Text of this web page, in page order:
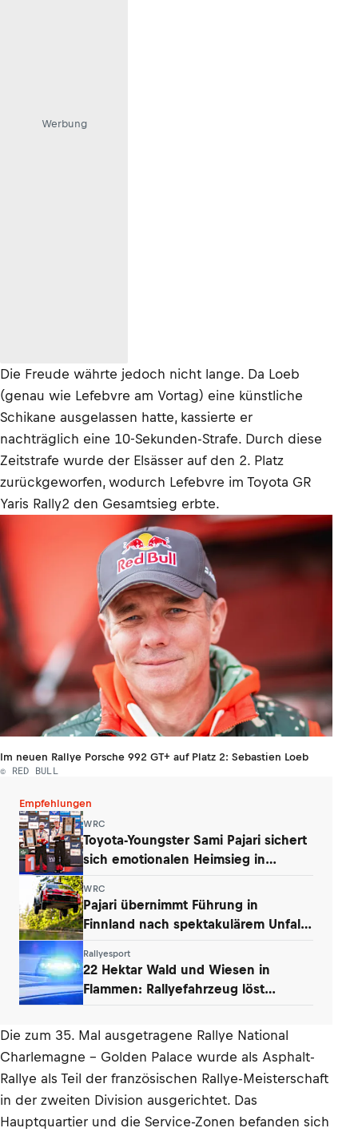
Werbung
Die Freude währte jedoch nicht lange. Da Loeb
(genau wie Lefebvre am Vortag) eine künstliche
Schikane ausgelassen hatte, kassierte er
nachträglich eine 10-Sekunden-Strafe. Durch diese
Zeitstrafe wurde der Elsässer auf den 2. Platz
zurückgeworfen, wodurch Lefebvre im Toyota GR
Yaris Rally2 den Gesamtsieg erbte.
Im neuen Rallye Porsche 992 GT+ auf Platz 2: Sebastien Loeb
© RED BULL
Empfehlungen
WRC
Toyota-Youngster Sami Pajari sichert
sich emotionalen Heimsieg in
WRC
Pajari übernimmt Führung in
Finnland nach spektakulärem Unfall
Rallyesport
22 Hektar Wald und Wiesen in
Flammen: Rallyefahrzeug löst
Die zum 35. Mal ausgetragene Rallye National
Charlemagne - Golden Palace wurde als Asphalt-
Rallye als Teil der französischen Rallye-Meisterschaft
in der zweiten Division ausgerichtet. Das
Hauptquartier und die Service-Zonen befanden sich